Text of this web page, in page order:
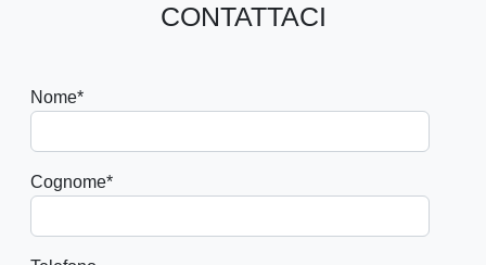
CONTATTACI
Nome*
Cognome*